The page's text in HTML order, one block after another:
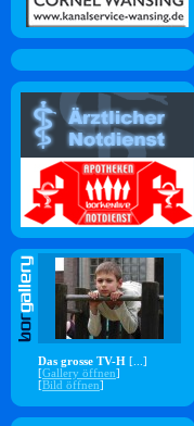
Das grosse TV-H [...]
[Gallery öffnen]
[Bild öffnen]